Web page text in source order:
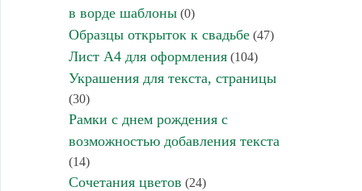
в ворде шаблоны(0)
Образцы открыток к свадьбе(47)
Лист А4 для оформления(104)
Украшения для текста, страницы
(30)
Рамки с днем рождения с
возможностью добавления текста
(14)
Сочетания цветов (24)